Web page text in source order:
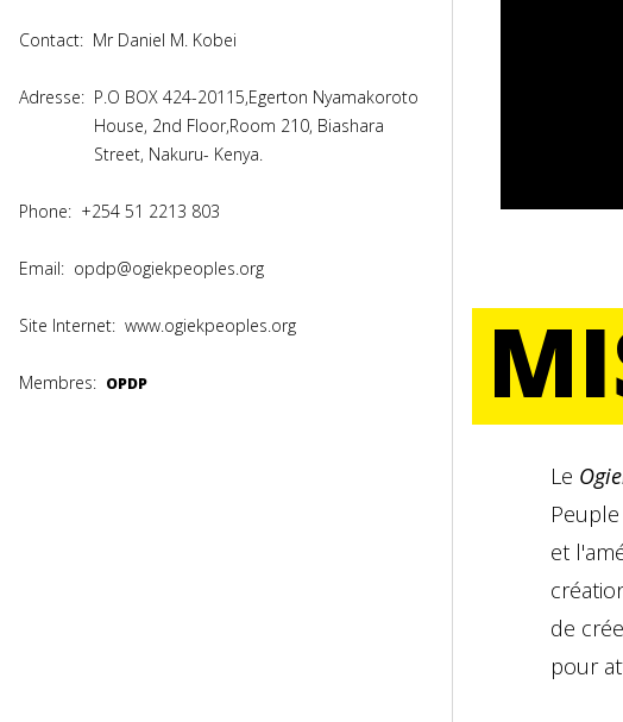
Contact: Mr Daniel M. Kobei
Adresse: P.O BOX 424-20115,Egerton Nyamakoroto
House, 2nd Floor,Room 210, Biashara
Street, Nakuru- Kenya.
Phone: +254 51 2213 803
Email: opdp@ogiekpeoples.org
Site Internet: www.ogiekpeoples.org
Membres: OPDP
Le
et
de
pour